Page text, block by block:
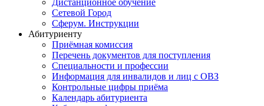
Дистанционное обучение
Сетевой Город
Сферум. Инструкции
Абитуриенту
Приёмная комиссия
Перечень документов для поступления
Специальности и профессии
Информация для инвалидов и лиц с ОВЗ
Контрольные цифры приёма
Календарь абитуриента